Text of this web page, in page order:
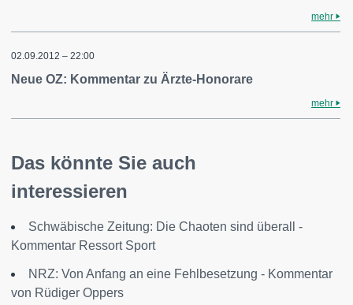
mehr
02.09.2012 – 22:00
Neue OZ: Kommentar zu Ärzte-Honorare
mehr
Das könnte Sie auch
interessieren
Schwäbische Zeitung: Die Chaoten sind überall -
Kommentar Ressort Sport
NRZ: Von Anfang an eine Fehlbesetzung - Kommentar
von Rüdiger Oppers